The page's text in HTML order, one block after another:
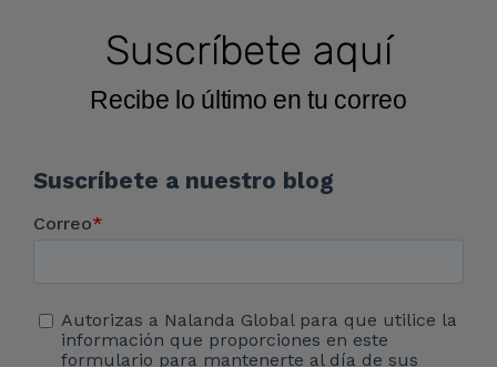
Suscríbete aquí
Recibe lo último en tu correo